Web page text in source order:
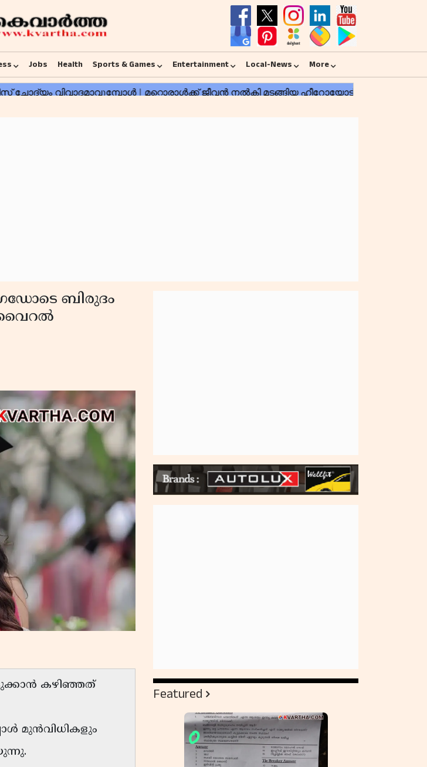
Jobs Health Sports & Games Entertainment Local-News More
ബിരുദം
വൈറൽ
കഴിഞ്ഞത്
മുൻവിധികളും
Featured